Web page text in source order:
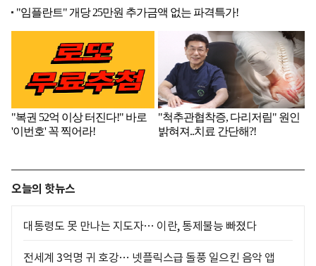
오늘의 핫뉴스
대통령도 못 만나는 지도자… 이란, 통제불능 빠졌다
전세계 3억명 귀 호강… 넷플릭스급 돌풍 일으킨 음악 앱